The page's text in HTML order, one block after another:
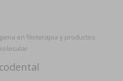
en fitoterapia y productos